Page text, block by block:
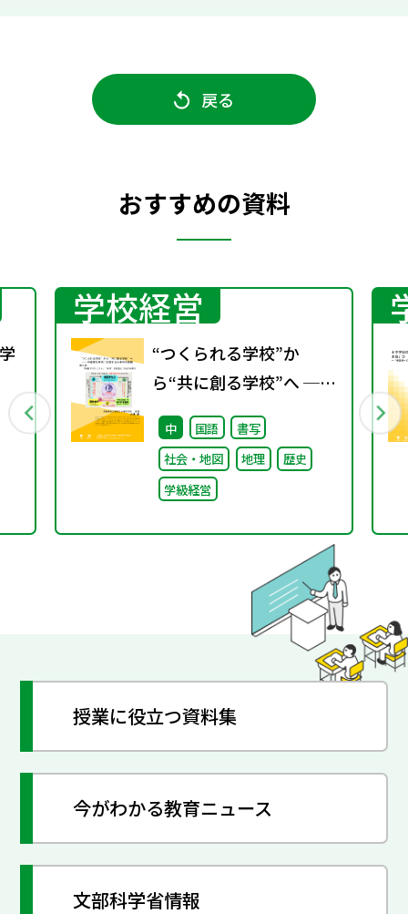
戻る
おすすめの資料
学校経営
“つくられる学校”か
ら“共に創る学校”へ ──
不確実な時代に応答する
小津中の実践 第三回
「共創プロジェク
ト」“好き”が社会とつな
がる学び
中 国語
書写
社会・地図
地理
歴史
学級経営
授業に役立つ資料集
今がわかる教育ニュース
文部科学省情報